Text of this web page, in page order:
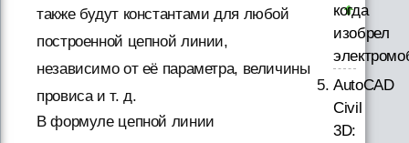
также будут константами для любой
построенной цепной линии,
независимо от её параметра, величины
провиса и т. д.
В формуле цепной линии
когда
изобрел
AutoCAD
Civil
3D: